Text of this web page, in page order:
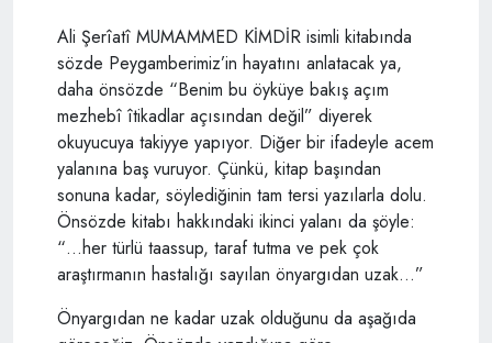
Ali Şerîatî MUMAMMED KİMDİR isimli kitabında
sözde Peygamberimiz’in hayatını anlatacak ya,
daha önsözde “Benim bu öyküye bakış açım
mezhebî îtikadlar açısından değil” diyerek
okuyucuya takiyye yapıyor. Diğer bir ifadeyle acem
yalanına baş vuruyor. Çünkü, kitap başından
sonuna kadar, söylediğinin tam tersi yazılarla dolu.
Önsözde kitabı hakkındaki ikinci yalanı da şöyle:
“…her türlü taassup, taraf tutma ve pek çok
araştırmanın hastalığı sayılan önyargıdan uzak…”
Önyargıdan ne kadar uzak olduğunu da aşağıda